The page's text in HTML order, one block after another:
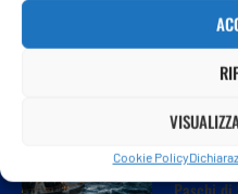
Cookie Policy
la